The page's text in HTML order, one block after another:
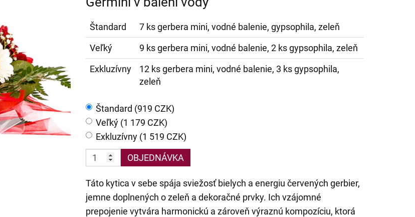
Štandard
7 ks gerbera mini, vodné balenie, gypsophila, zeleň
Veľký
9 ks gerbera mini, vodné balenie, 2 ks gypsophila, zeleň
Exkluzívny
12 ks gerbera mini, vodné balenie, 3 ks gypsophila,
zeleň
Štandard (919 CZK)
Veľký (1 179 CZK)
Exkluzívny (1 519 CZK)
OBJEDNÁVKA
Táto kytica v sebe spája sviežosť bielych a energiu červených gerbier,
jemne doplnených o zeleň a dekoračné prvky. Ich vzájomné
prepojenie vytvára harmonickú a zároveň výraznú kompozíciu, ktorá